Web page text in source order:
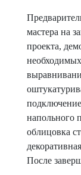
мастера на
проекта,
напольного
облицовка
После